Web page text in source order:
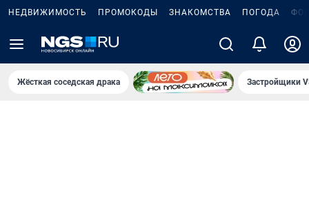
НЕДВИЖИМОСТЬ ПРОМОКОДЫ ЗНАКОМСТВА ПОГОДА
Жёсткая соседская драка Застройщики